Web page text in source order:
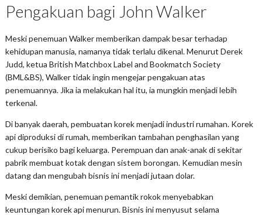
Pengakuan bagi John Walker
Meski penemuan Walker memberikan dampak besar terhadap
kehidupan manusia, namanya tidak terlalu dikenal. Menurut Derek
Judd, ketua British Matchbox Label and Bookmatch Society
(BML&BS), Walker tidak ingin mengejar pengakuan atas
penemuannya. Jika ia melakukan hal itu, ia mungkin menjadi lebih
terkenal.
Di banyak daerah, pembuatan korek menjadi industri rumahan. Korek
api diproduksi di rumah, memberikan tambahan penghasilan yang
cukup berisiko bagi keluarga. Perempuan dan anak-anak di sekitar
pabrik membuat kotak dengan sistem borongan. Kemudian mesin
datang dan mengubah bisnis ini menjadi jutaan dolar.
Meski demikian, penemuan pemantik rokok menyebabkan
keuntungan korek api menurun. Bisnis ini menyusut selama